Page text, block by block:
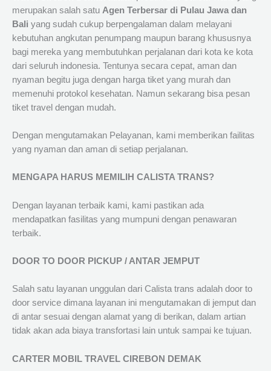
merupakan salah satu Agen Terbersar di Pulau Jawa dan
Bali yang sudah cukup berpengalaman dalam melayani
kebutuhan angkutan penumpang maupun barang khususnya
bagi mereka yang membutuhkan perjalanan dari kota ke kota
dari seluruh indonesia. Tentunya secara cepat, aman dan
nyaman begitu juga dengan harga tiket yang murah dan
memenuhi protokol kesehatan. Namun sekarang bisa pesan
tiket travel dengan mudah.
Dengan mengutamakan Pelayanan, kami memberikan failitas
yang nyaman dan aman di setiap perjalanan.
MENGAPA HARUS MEMILIH CALISTA TRANS?
Dengan layanan terbaik kami, kami pastikan ada
mendapatkan fasilitas yang mumpuni dengan penawaran
terbaik.
DOOR TO DOOR PICKUP / ANTAR JEMPUT
Salah satu layanan unggulan dari Calista trans adalah door to
door service dimana layanan ini mengutamakan di jemput dan
di antar sesuai dengan alamat yang di berikan, dalam artian
tidak akan ada biaya transfortasi lain untuk sampai ke tujuan.
CARTER MOBIL TRAVEL CIREBON DEMAK